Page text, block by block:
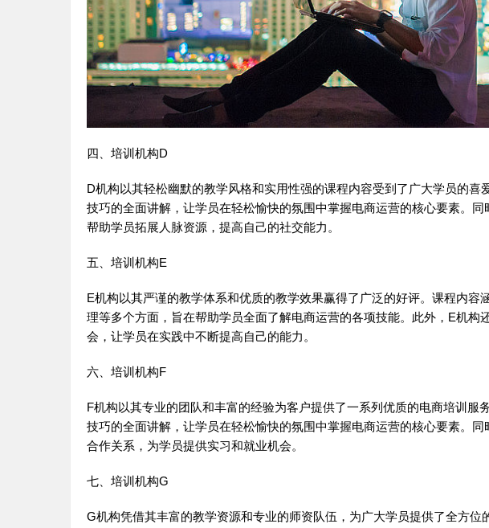
四、培训机构D
D机构以其轻松幽默的教学风格和实用性强的课程内容受到了广大学员的喜
技巧的全面讲解，让学员在轻松愉快的氛围中掌握电商运营的核心要素。同
帮助学员拓展人脉资源，提高自己的社交能力。
五、培训机构E
E机构以其严谨的教学体系和优质的教学效果赢得了广泛的好评。课程内容
理等多个方面，旨在帮助学员全面了解电商运营的各项技能。此外，E机构
会，让学员在实践中不断提高自己的能力。
六、培训机构F
F机构以其专业的团队和丰富的经验为客户提供了一系列优质的电商培训服
技巧的全面讲解，让学员在轻松愉快的氛围中掌握电商运营的核心要素。
合作关系，为学员提供实习和就业机会。
七、培训机构G
G机构凭借其丰富的教学资源和专业的师资队伍，为广大学员提供了全方位